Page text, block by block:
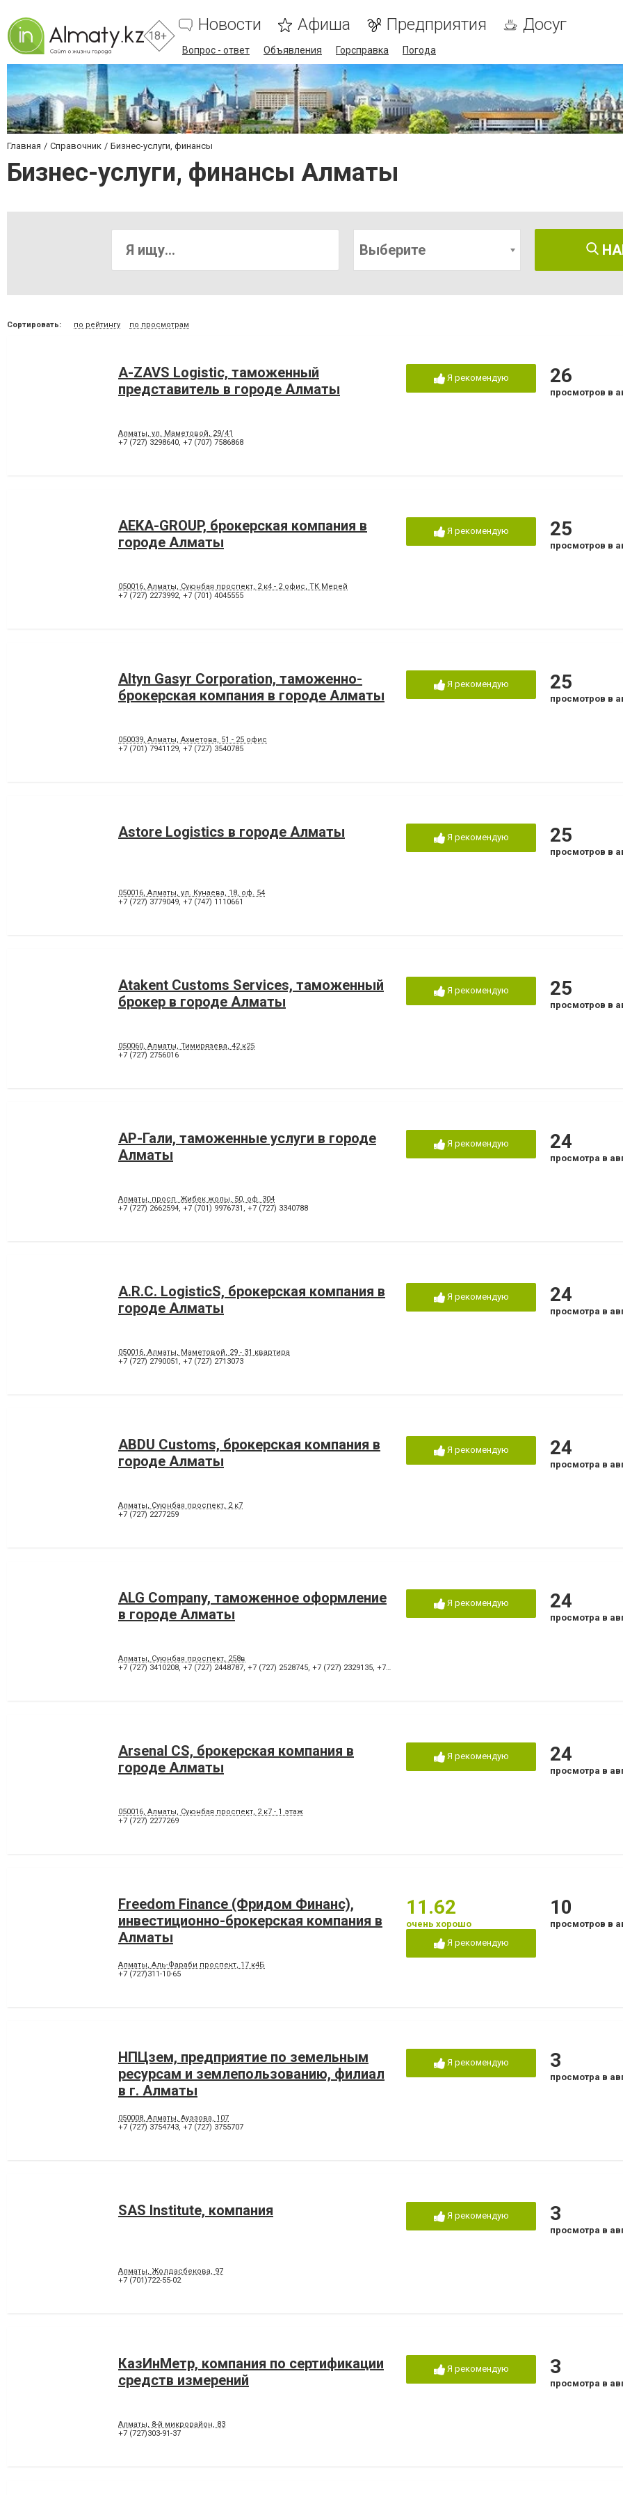
18+
Новости Афиша Предприятия Досуг
Вопрос - ответ Объявления Горсправка Погода
Главная Справочник Бизнес-услуги, финансы
Бизнес-услуги, финансы Алматы
Выберите
Сортировать: по рейтингу по просмотрам
A-ZAVS Logistic, таможенный
представитель в городе Алматы
Алматы, ул. Маметовой, 29/41
+7 (727) 3298640, +7 (707) 7586868
Я рекомендую 26
просмотров в
AEKA-GROUP, брокерская компания в
городе Алматы
050016, Алматы, Суюнбая проспект, 2 к4 - 2 офис, ТК Мерей
+7 (727) 2273992, +7 (701) 4045555
Я рекомендую 25
просмотров в
Altyn Gasyr Corporation, таможенно-
брокерская компания в городе Алматы
050039, Алматы, Ахметова, 51 - 25 офис
+7 (701) 7941129, +7 (727) 3540785
Я рекомендую 25
просмотров в
Astore Logistics в городе Алматы
050016, Алматы, ул. Кунаева, 18, оф. 54
+7 (727) 3779049, +7 (747) 1110661
Я рекомендую 25
просмотров в
Atakent Customs Services, таможенный
брокер в городе Алматы
050060, Алматы, Тимирязева, 42 к25
+7 (727) 2756016
Я рекомендую 25
просмотров в
АР-Гали, таможенные услуги в городе
Алматы
Алматы, просп. Жибек жолы, 50, оф. 304
+7 (727) 2662594, +7 (701) 9976731 , +7 (727) 3340788
Я рекомендую 24
просмотра в
A.R.C. LogisticS, брокерская компания в
городе Алматы
050016, Алматы, Маметовой, 29 - 31 квартира
+7 (727) 2790051 , +7 (727) 2713073
Я рекомендую 24
просмотра в
ABDU Customs, брокерская компания в
городе Алматы
Алматы, Суюнбая проспект, 2 к7
+7 (727) 2277259
Я рекомендую 24
просмотра в
ALG Company, таможенное оформление
в городе Алматы
Алматы, Суюнбая проспект, 258в
+7 (727) 3410208, +7 (727) 2448787, +7 (727) 2528745, +7 (727) 2329135, +7 (727) 2329223
Я рекомендую 24
просмотра в
Arsenal CS, брокерская компания в
городе Алматы
050016, Алматы, Суюнбая проспект, 2 к7 - 1 этаж
+7 (727) 2277269
Я рекомендую 24
просмотра в
Freedom Finance (Фридом Финанс),
инвестиционно-брокерская компания в
Алматы
Алматы, Аль-Фараби проспект, 17 к4Б
+7 (727)311-10-65
11.62
очень хорошо
Я рекомендую
10
просмотров в
НПЦзем, предприятие по земельным
ресурсам и землепользованию, филиал
в г. Алматы
050008, Алматы, Ауэзова, 107
+7 (727) 3754743, +7 (727) 3755707
Я рекомендую 3
просмотра в
SAS Institute, компания
Алматы, Жолдасбекова, 97
+7 (701)722-55-02
Я рекомендую 3
просмотра в
КазИнМетр, компания по сертификации
средств измерений
Алматы, 8-й микрорайон, 83
+7 (727)303-91-37
Я рекомендую 3
просмотра в